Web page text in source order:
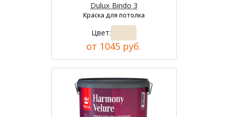
Dulux Bindo 3
Краска для потолка
Цвет:
от 1045 руб.